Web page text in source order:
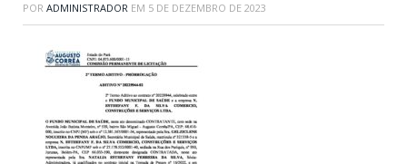
POR ADMINISTRADOR EM 5 DE DEZEMBRO DE 2023